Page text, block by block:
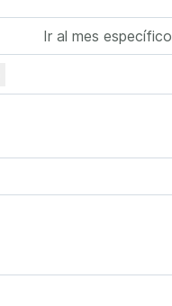
Ir al mes específico